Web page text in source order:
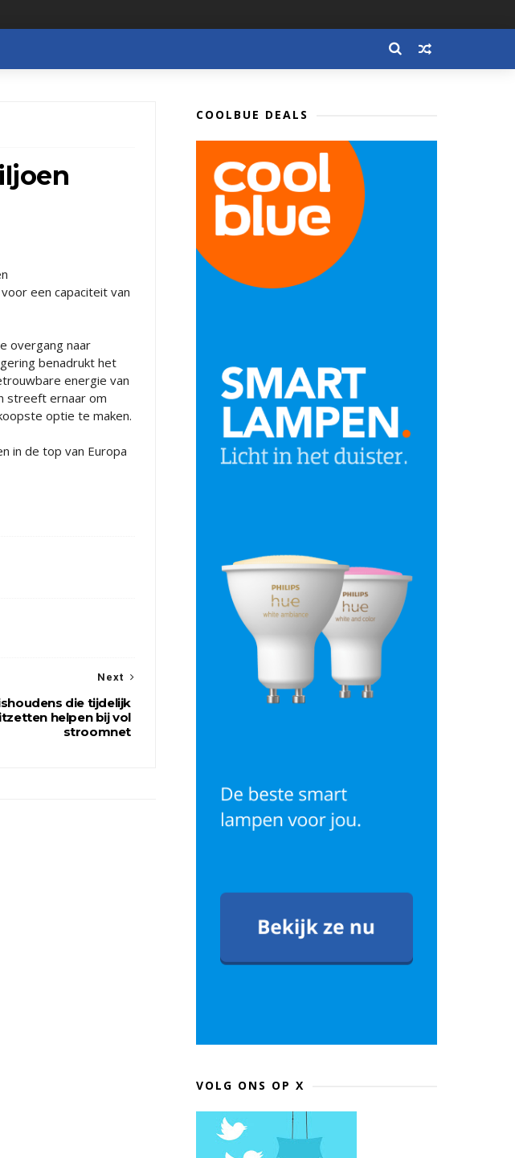
een capaciteit van
overgang naar
benadrukt het
energie van
streeft ernaar om
optie te maken.
in de top van Europa
Next
die tijdelijk
helpen bij vol
stroomnet
COOLBUE DEALS
VOLG ONS OP X